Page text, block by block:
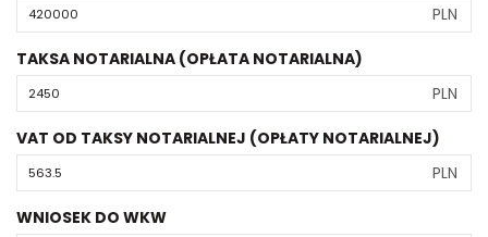
PLN
TAKSA NOTARIALNA (OPŁATA NOTARIALNA)
PLN
VAT OD TAKSY NOTARIALNEJ (OPŁATY NOTARIALNEJ)
PLN
WNIOSEK DO WKW